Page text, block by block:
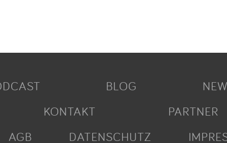
BLOG
KONTAKT
PARTNER
AGB
DATENSCHUTZ